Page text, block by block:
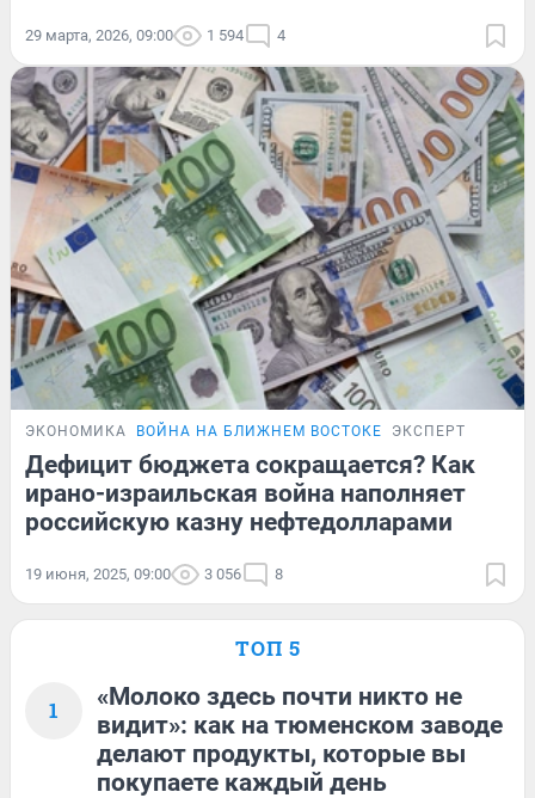
29 марта, 2026, 09:00 1 594 4
ЭКОНОМИКА ВОЙНА НА БЛИЖНЕМ ВОСТОКЕ ЭКСПЕРТ
Дефицит бюджета сокращается? Как
ирано-израильская война наполняет
российскую казну нефтедолларами
19 июня, 2025, 09:00 3 056 8
ТОП 5
1
«Молоко здесь почти никто не
видит»: как на тюменском заводе
делают продукты, которые вы
покупаете каждый день